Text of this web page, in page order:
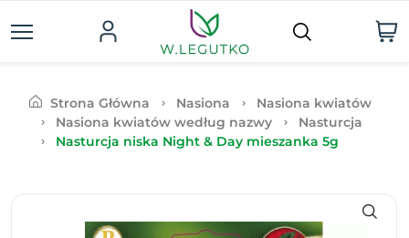
Strona Główna Nasiona
Nasiona kwiatów
Nasiona kwiatów według nazwy
Nasturcja
Nasturcja niska Night & Day mieszanka 5g